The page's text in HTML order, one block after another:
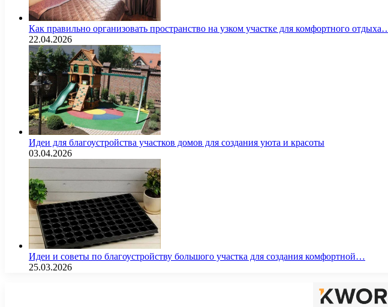
Как правильно организовать пространство на узком участке для комфортного
22.04.2026
Идеи для благоустройства участков домов для создания уюта и красоты
03.04.2026
Идеи и советы по благоустройству большого участка для создания комфортной…
25.03.2026